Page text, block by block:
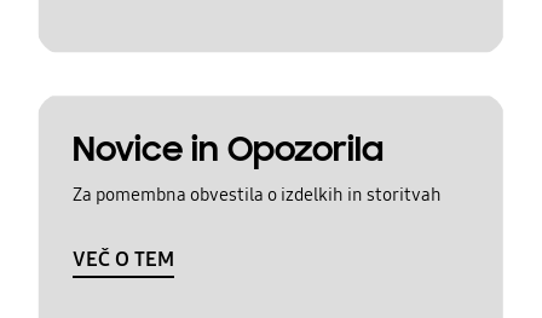
Novice in Opozorila
Za pomembna obvestila o izdelkih in storitvah
VEČ O TEM